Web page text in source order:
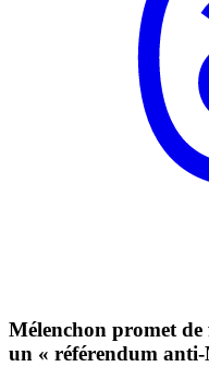
Mélenchon promet de
un « référendum